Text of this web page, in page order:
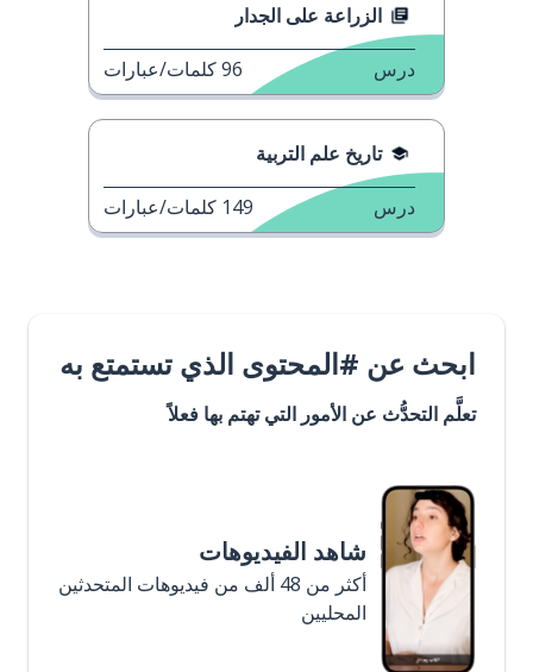
الزراعة على الجدار
درس 96كلمات/عبارات
تاريخ علم التربية
درس 149 كلمات/عبارات
ابحث عن #المحتوى الذي تستمتع به
تعلَّم التحدُّث عن الأمور التي تهتم بها فعلاً
شاهد الفيديوهات
أكثر من 48 ألف من فيديوهات المتحدثين
المحليين